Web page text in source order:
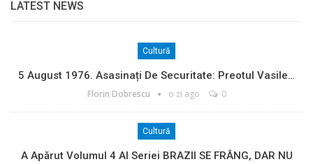
LATEST NEWS
Cultură
5 August 1976. Asasinați De Securitate: Preotul Vasile…
Florin Dobrescu o zi ago 0
Cultură
A Apărut Volumul 4 Al Seriei BRAZII SE FRÂNG, DAR NU